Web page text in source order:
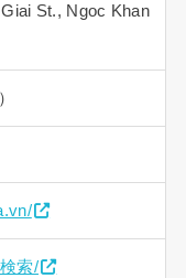
St., Ngoc Khan
索/